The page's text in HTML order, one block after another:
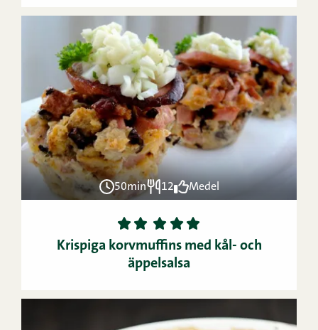
50min 12 Medel
1 2 3 4
5
Krispiga korvmuffins med kål- och
äppelsalsa